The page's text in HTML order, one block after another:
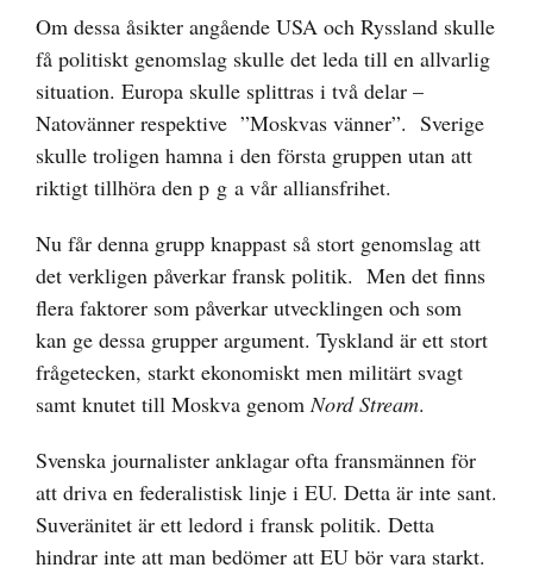
Om dessa åsikter angående USA och Ryssland skulle
få politiskt genomslag skulle det leda till en allvarlig
situation. Europa skulle splittras i två delar –
Natovänner respektive ”Moskvas vänner”. Sverige
skulle troligen hamna i den första gruppen utan att
riktigt tillhöra den p g a vår alliansfrihet.
Nu får denna grupp knappast så stort genomslag att
det verkligen påverkar fransk politik. Men det finns
flera faktorer som påverkar utvecklingen och som
kan ge dessa grupper argument. Tyskland är ett stort
frågetecken, starkt ekonomiskt men militärt svagt
samt knutet till Moskva genomNord Stream.
Svenska journalister anklagar ofta fransmännen för
att driva en federalistisk linje i EU. Detta är inte sant.
Suveränitet är ett ledord i fransk politik. Detta
hindrar inte att man bedömer att EU bör vara starkt.